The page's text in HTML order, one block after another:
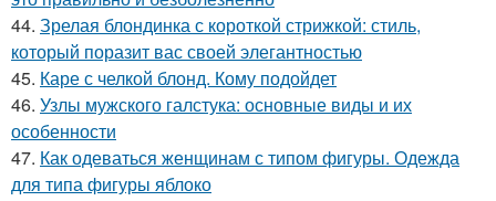
44. Зрелая блондинка с короткой стрижкой: стиль,
который поразит вас своей элегантностью
45. Каре с челкой блонд. Кому подойдет
46. Узлы мужского галстука: основные виды и их
особенности
47. Как одеваться женщинам с типом фигуры. Одежда
для типа фигуры яблоко